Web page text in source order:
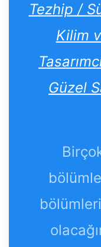
Tezhip /
Kilim
Güzel